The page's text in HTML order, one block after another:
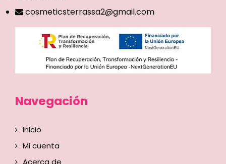
cosmeticsterrassa2@gmail.com
Navegación
Inicio
Mi cuenta
Acerca de